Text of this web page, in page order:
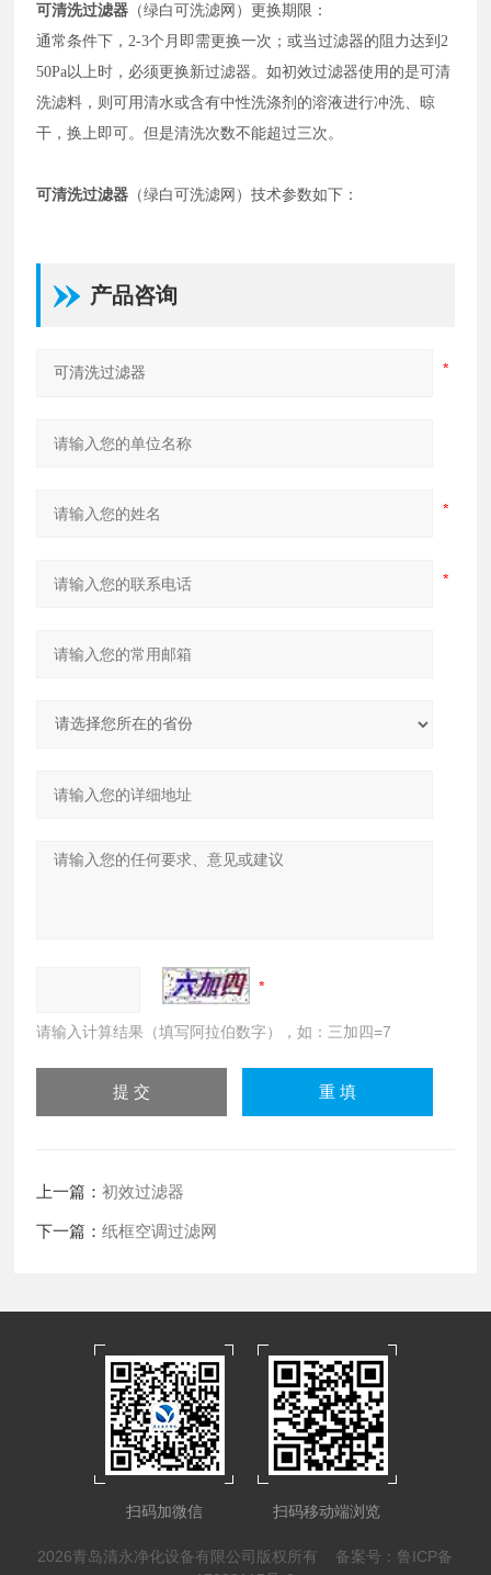
可清洗过滤器 （绿白可洗滤网）更换期限：
通常条件下，2-3个月即需更换一次；或当过滤器的阻力达到2
50Pa以上时，必须更换新过滤器。如初效过滤器使用的是可清
洗滤料，则可用清水或含有中性洗涤剂的溶液进行冲洗、晾
干，换上即可。但是清洗次数不能超过三次。
可清洗过滤器 （绿白可洗滤网）技术参数如下：
产品咨询
请输入计算结果（填写阿拉伯数字），如：三加四=7
上一篇：初效过滤器
下一篇：纸框空调过滤网
扫码加微信 扫码移动端浏览
2026青岛清永净化设备有限公司版权所有 备案号：鲁ICP备